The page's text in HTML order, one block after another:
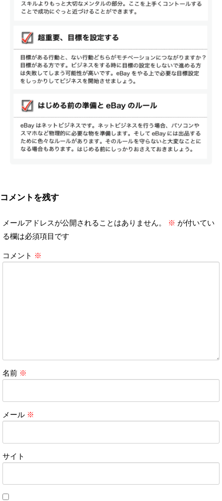
コメントを残す
メールアドレスが公開されることはありません。 ※ が付いてい
る欄は必須項目です
コメント ※
名前 ※
メール ※
サイト